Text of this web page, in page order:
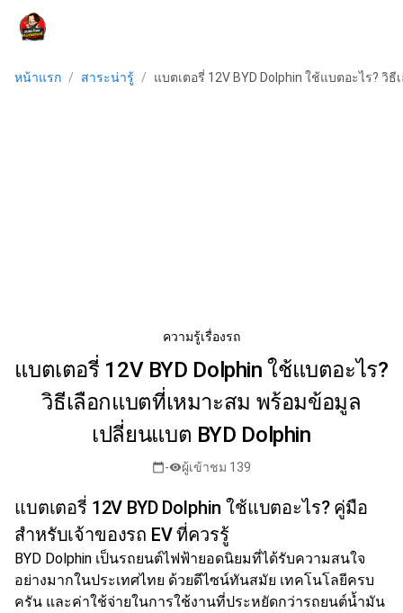
หน้าแรก / สาระน่ารู้ / แบตเตอรี่ 12V BYD Dolphin ใช้แบตอะไร?
ความรู้เรื่องรถ
แบตเตอรี่ 12V BYD Dolphin ใช้แบตอะไร?
วิธีเลือกแบตที่เหมาะสม พร้อมข้อมูล
เปลี่ยนแบต BYD Dolphin
calendar_today-visibilityผู้เข้าชม 139
แบตเตอรี่ 12V BYD Dolphin ใช้แบตอะไร? คู่มือ
สำหรับเจ้าของรถ EV ที่ควรรู้
BYD Dolphin เป็นรถยนต์ไฟฟ้ายอดนิยมที่ได้รับความสนใจ
อย่างมากในประเทศไทย ด้วยดีไซน์ทันสมัย เทคโนโลยีครบ
ครัน และค่าใช้จ่ายในการใช้งานที่ประหยัดกว่ารถยนต์น้ำมัน